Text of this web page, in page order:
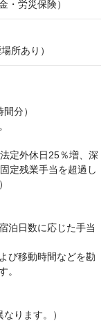
・労災保険）
所あり）
分）
定外休日25％増、深
定残業手当を超過し
泊日数に応じた手当
び移動時間などを勘
。
ります。）